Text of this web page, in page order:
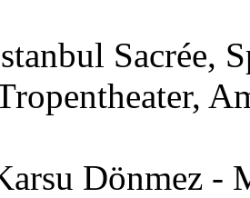
Sacrée,
Dönmez -